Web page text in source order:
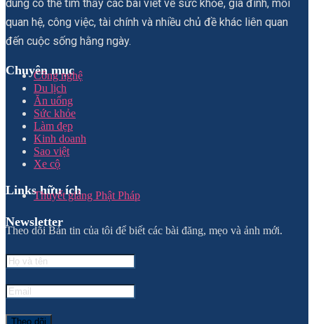
dùng có thể tìm thấy các bài viết về sức khỏe, gia đình, mối
quan hệ, công việc, tài chính và nhiều chủ đề khác liên quan
đến cuộc sống hằng ngày.
Chuyên mục
Công nghệ
Du lịch
Ăn uống
Sức khỏe
Làm đẹp
Kinh doanh
Sao việt
Xe cộ
Links hữu ích
Thuyết giảng Phật Pháp
Newsletter
Theo dõi Bản tin của tôi để biết các bài đăng, mẹo và ảnh mới.